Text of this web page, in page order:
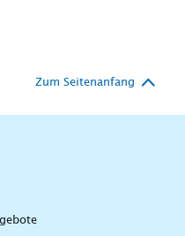
Zum Seitenanfang